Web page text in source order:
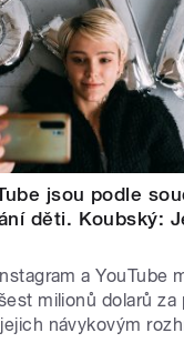
jsou podle
děti. Koubský:
a YouTube
milionů dolarů za
návykovým